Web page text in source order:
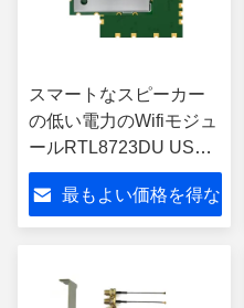
スマートなスピーカー
の低い電力のWifiモジュ
ールRTL8723DU USB
2.4 Ghzの無線モジュー
ル
最もよい価格を得な